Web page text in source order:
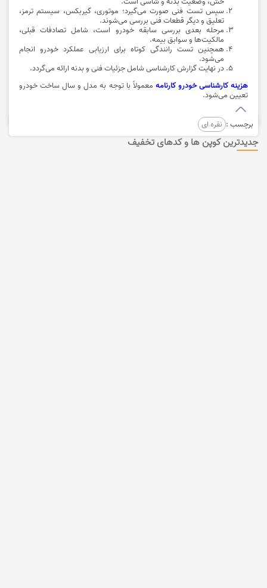
سپس تست فنی صورت می‌گیرد؛ موتوری، گیربکس، سیستم ترمز،
تعلیق و دیگر قطعات فنی بررسی می‌شوند.
مرحله بعدی بررسی سابقه خودرو است، شامل تصادفات قبلی،
مالکیت‌ها و سوابق بیمه.
همچنین تست رانندگی کوتاه برای ارزیابی عملکرد خودرو انجام
می‌شود.
در نهایت گزارش کارشناسی شامل جزئیات فنی و بدنه ارائه می‌گردد.
هزینه کارشناسی خودرو کارنامه معمولاً با توجه به مدل و سال ساخت خودرو
تعیین می‌شود.
برچسب : نقره ای
جدیدترین کوپن ها و کدهای تخفیف